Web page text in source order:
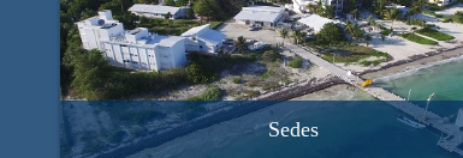
Sedes